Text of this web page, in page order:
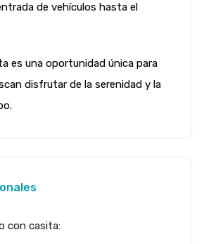
de vehículos hasta el
es una oportunidad única para
disfrutar de la serenidad y la
con casita: